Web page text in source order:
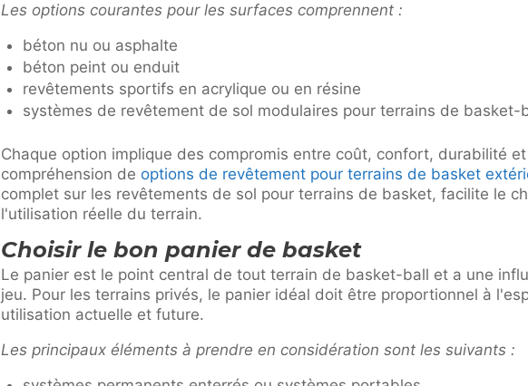
Les options courantes pour les surfaces comprennent :
béton nu ou asphalte
béton peint ou enduit
revêtements sportifs en acrylique ou en résine
systèmes de revêtement de sol modulaires pour terrains de basket-
Chaque option implique des compromis entre coût, confort, durabilité
compréhension de options de revêtement pour terrains de basket
complet sur les revêtements de sol pour terrains de basket, facilite le
l'utilisation réelle du terrain.
Choisir le bon panier de basket
Le panier est le point central de tout terrain de basket-ball et a une
jeu. Pour les terrains privés, le panier idéal doit être proportionnel à
utilisation actuelle et future.
Les principaux éléments à prendre en considération sont les suivants :